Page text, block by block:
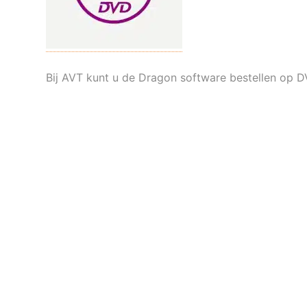
Bij AVT kunt u de Dragon software bestellen op